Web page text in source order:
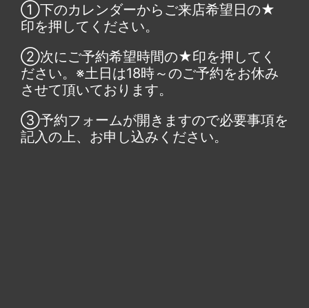
①下のカレンダーからご来店希望日の★
印を押してください。
②次にご予約希望時間の★印を押してく
ださい。※土日は18時～のご予約をお休み
させて頂いております。
③予約フォームが開きますので必要事項を
記入の上、お申し込みください。